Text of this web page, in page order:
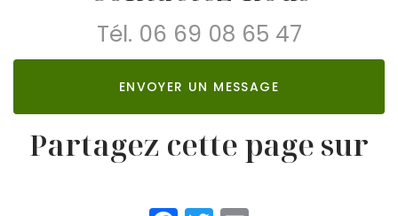
Tél. 06 69 08 65 47
ENVOYER UN MESSAGE
Partagez cette page sur